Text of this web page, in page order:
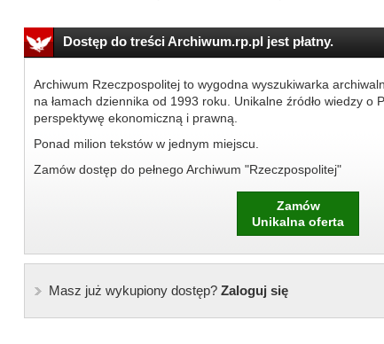
Dostęp do treści Archiwum.rp.pl jest płatny.
Archiwum Rzeczpospolitej to wygodna wyszukiwarka
na łamach dziennika od 1993 roku. Unikalne źródło wiedzy o
perspektywę ekonomiczną i prawną.
Ponad milion tekstów w jednym miejscu.
Zamów dostęp do pełnego Archiwum "Rzeczpospolitej"
Zamów
Unikalna oferta
Masz już wykupiony dostęp?Zaloguj się